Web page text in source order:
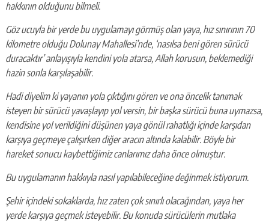
hakkının olduğunu bilmeli.
Göz ucuyla bir yerde bu uygulamayı görmüş olan yaya, hız sınırının 70
kilometre olduğu Dolunay Mahallesi’nde, ‘nasılsa beni gören sürücü
duracaktır’ anlayışıyla kendini yola atarsa, Allah korusun, beklemediği
hazin sonla karşılaşabilir.
Hadi diyelim ki yayanın yola çıktığını gören ve ona öncelik tanımak
isteyen bir sürücü yavaşlayıp yol versin, bir başka sürücü buna uymazsa,
kendisine yol verildiğini düşünen yaya gönül rahatlığı içinde karşıdan
karşıya geçmeye çalışırken diğer aracın altında kalabilir. Böyle bir
hareket sonucu kaybettiğimiz canlarımız daha önce olmuştur.
Bu uygulamanın hakkıyla nasıl yapılabileceğine değinmek istiyorum.
Şehir içindeki sokaklarda, hız zaten çok sınırlı olacağından, yaya her
yerde karşıya geçmek isteyebilir. Bu konuda sürücülerin mutlaka